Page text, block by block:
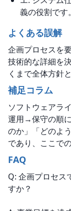
義の役割です。
よくある誤解
企画プロセスを
技術的な詳細を
くまで全体方針
補足コラム
ソフトウェアラ
運用→保守の順
のか」「どのよ
であり、ここで
FAQ
Q: 企画プロセス
すか？